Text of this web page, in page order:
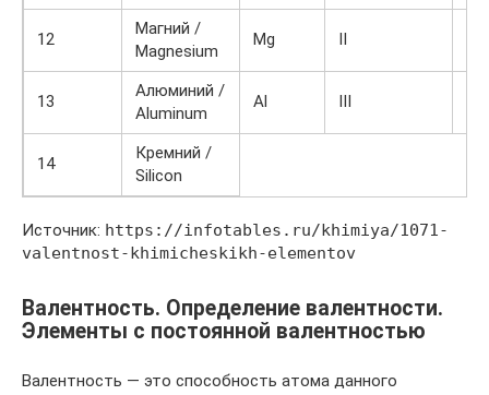
12
Магний /
Magnesium
Mg II
13
Алюминий /
Aluminum
Al III
14
Кремний /
Silicon
Источник: https://infotables.ru/khimiya/1071-
valentnost-khimicheskikh-elementov
Валентность. Определение валентности.
Элементы с постоянной валентностью
Валентность — это способность атома данного